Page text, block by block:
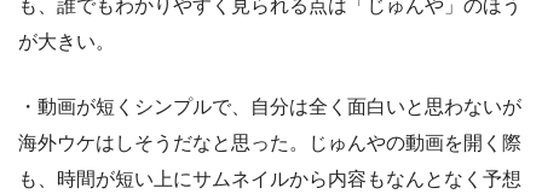
も、誰でもわかりやすく見られる点は「じゅんや」のほう
が大きい。
・動画が短くシンプルで、自分は全く面白いと思わないが
海外ウケはしそうだなと思った。じゅんやの動画を開く際
も、時間が短い上にサムネイルから内容もなんとなく予想